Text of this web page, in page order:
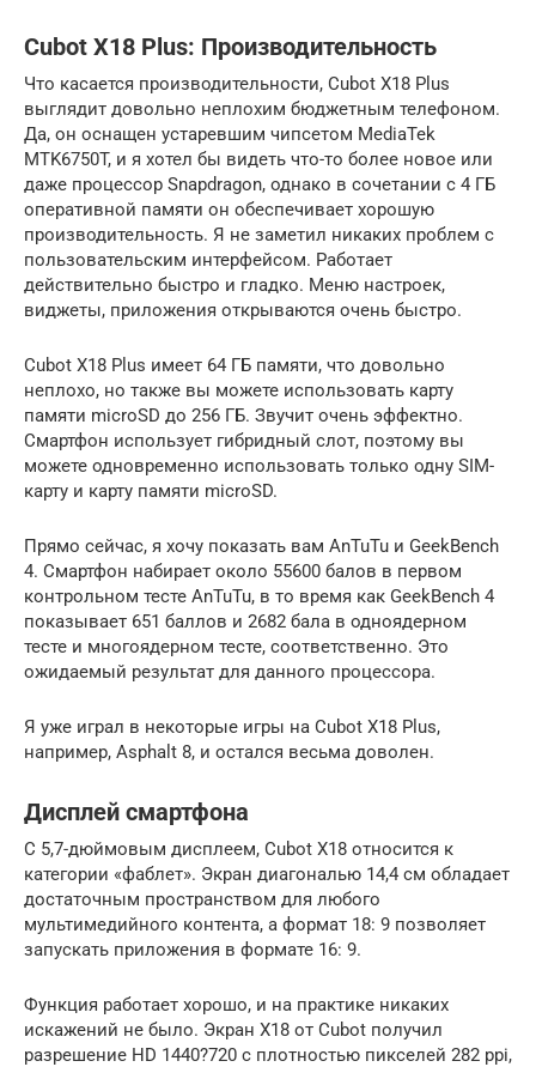
Cubot X18 Plus: Производительность
Что касается производительности, Cubot X18 Plus
выглядит довольно неплохим бюджетным телефоном.
Да, он оснащен устаревшим чипсетом MediaTek
MTK6750T, и я хотел бы видеть что-то более новое или
даже процессор Snapdragon, однако в сочетании с 4 ГБ
оперативной памяти он обеспечивает хорошую
производительность. Я не заметил никаких проблем с
пользовательским интерфейсом. Работает
действительно быстро и гладко. Меню настроек,
виджеты, приложения открываются очень быстро.
Cubot X18 Plus имеет 64 ГБ памяти, что довольно
неплохо, но также вы можете использовать карту
памяти microSD до 256 ГБ. Звучит очень эффектно.
Смартфон использует гибридный слот, поэтому вы
можете одновременно использовать только одну SIM-
карту и карту памяти microSD.
Прямо сейчас, я хочу показать вам AnTuTu и GeekBench
4. Смартфон набирает около 55600 балов в первом
контрольном тесте AnTuTu, в то время как GeekBench 4
показывает 651 баллов и 2682 бала в одноядерном
тесте и многоядерном тесте, соответственно. Это
ожидаемый результат для данного процессора.
Я уже играл в некоторые игры на Cubot X18 Plus,
например, Asphalt 8, и остался весьма доволен.
Дисплей смартфона
С 5,7-дюймовым дисплеем, Cubot X18 относится к
категории «фаблет». Экран диагональю 14,4 см обладает
достаточным пространством для любого
мультимедийного контента, а формат 18: 9 позволяет
запускать приложения в формате 16: 9.
Функция работает хорошо, и на практике никаких
искажений не было. Экран X18 от Cubot получил
разрешение HD 1440?720 с плотностью пикселей 282 ppi,